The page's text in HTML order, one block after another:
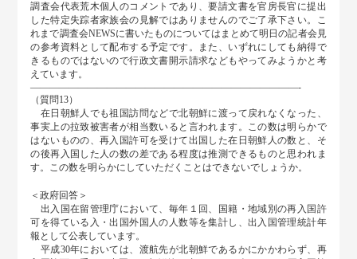
調査会代表荒木個人のコメントであり、要請文書を官房長官に提出
した特定失踪者家族会の見解ではありませんのでご了承下さい。こ
れまで調査会NEWSに書いたものについてはまとめて明日の記者会見
の参考資料として配布する予定です。また、いずれにしても納得で
きるものではないので行政文書開示請求などもやってみようかと考
えています。
――――――――――――――――――――――――――――-
（質問13）
在日朝鮮人でも祖国訪問などで北朝鮮に渡って戻れなくなった、
事実上の拉致被害者が相当数いると言われます。この数は明らかで
はないものの、再入国許可を受けて出国した在日朝鮮人の数と、そ
の後再入国した人の数の差である程度は推測できるものと思われま
す。この数を明らかにしていただくことはできないでしょうか。
＜政府回答＞
出入国在留管理庁において、毎年１回、国籍・地域別の再入国許
可を得ている入・出国外国人の人数等を集計し、出入国管理統計年
報として公表しています。
平成30年においては、渡航先が北朝鮮であるかにかかわらず、再